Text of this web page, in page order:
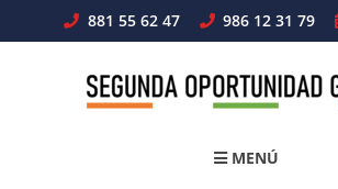
to
881 55 62 47 986 12 31 79
MENÚ